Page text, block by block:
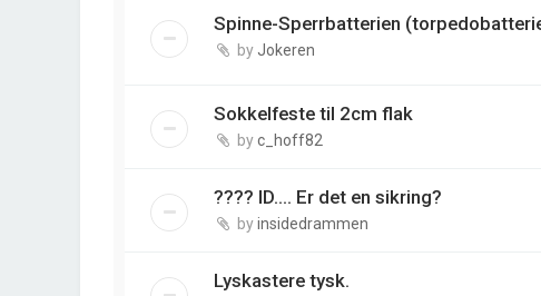
Spinne-Sperrbatterien
by Jokeren
Sokkelfeste til 2cm flak
byc_hoff82
???? ID.... Er det en sikring?
byinsidedrammen
Lyskastere tysk.